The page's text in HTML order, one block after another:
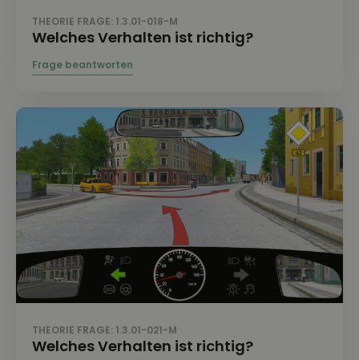
THEORIE FRAGE: 1.3.01-018-M
Welches Verhalten ist richtig?
THEORIE FRAGE: 1.3.01-021-M
Welches Verhalten ist richtig?